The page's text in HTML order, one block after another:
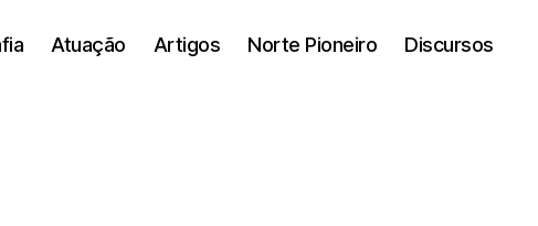
Atuação Artigos Norte Pioneiro Discursos